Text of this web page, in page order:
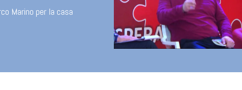
Marino per la casa